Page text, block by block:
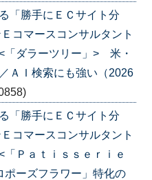
「勝手にＥＣサイト分
コマースコンサルタント
ダラーツリー」> 米・
ＡＩ検索にも強い（2026
「勝手にＥＣサイト分
コマースコンサルタント
Ｐａｔｉｓｓｅｒｉｅ
ーズフラワー」特化の